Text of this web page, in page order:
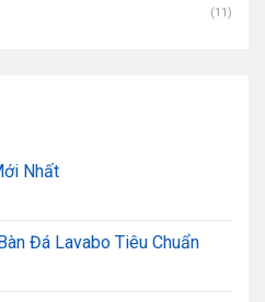
(11)
Nhất
Đá Lavabo Tiêu Chuẩn